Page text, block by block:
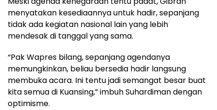
menyatakan kesediaannya untuk hadir, sepanjang
tidak ada kegiatan nasional lain yang lebih
mendesak di tanggal yang sama.
“Pak Wapres bilang, sepanjang agendanya
memungkinkan, beliau bersedia hadir langsung
membuka acara. Ini tentu jadi semangat besar buat
kita semua di Kuansing,” imbuh Suhardiman dengan
optimisme.